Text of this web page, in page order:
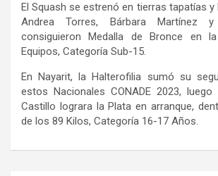
El Squash se estrenó en tierras tapatías
Andrea Torres, Bárbara Martínez
consiguieron Medalla de Bronce en
Equipos, Categoría Sub-15.
En Nayarit, la Halterofilia sumó su
estos Nacionales CONADE 2023,
Castillo lograra la Plata en arranque,
de los 89 Kilos, Categoría 16-17 Años.